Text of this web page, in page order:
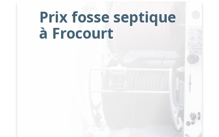
Prix fosse septique
à Frocourt